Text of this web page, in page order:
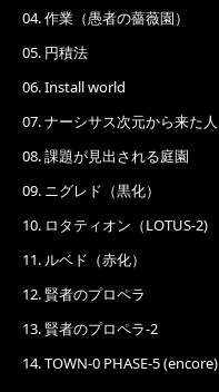
04. 作業（愚者の薔薇園）
05. 円積法
06. Install world
07. ナーシサス次元から来た人
08. 課題が見出される庭園
09. ニグレド（黒化）
10. ロタティオン（LOTUS-2)
11. ルベド（赤化）
12. 賢者のプロペラ
13. 賢者のプロペラ-2
14. TOWN-0 PHASE-5 (encore)